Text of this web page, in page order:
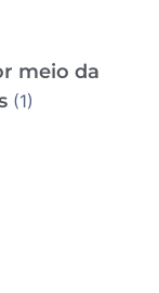
meio da
(1)